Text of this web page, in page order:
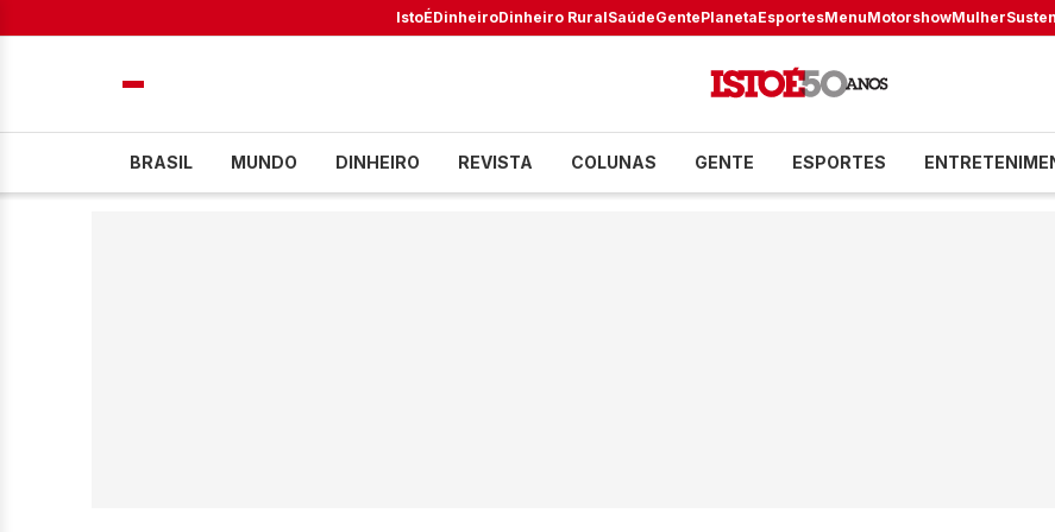
IstoÉDinheiroDinheiro RuralSaúdeGentePlanetaEsportesMenuMotorshowMulher
BRASIL MUNDO DINHEIRO REVISTA COLUNAS GENTE ESPORTES